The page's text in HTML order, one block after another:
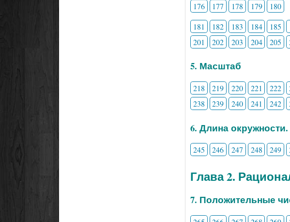
176 177 178 179
180
181
182 183 184 185
201
202 203 204 205
5. Масштаб
218 219 220 221 222
238
239 240 241 242
6. Длина
245 246 247 248 249
Глава 2.
7. Положительные